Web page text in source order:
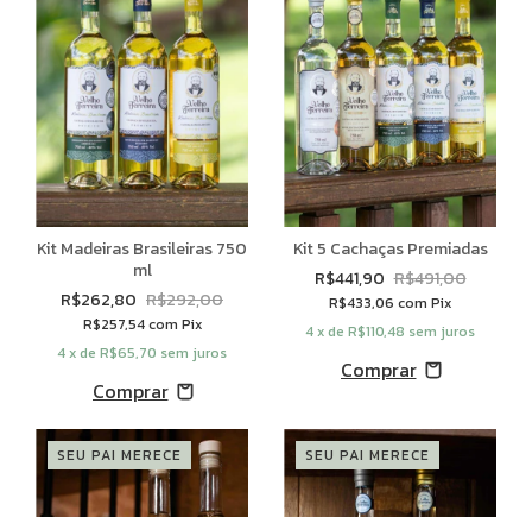
Kit Madeiras Brasileiras 750
ml
R$262,80 R$292,00
R$257,54com Pix
4x de R$65,70 sem juros
Kit 5 Cachaças Premiadas
R$441,90 R$491,00
R$433,06 com Pix
4x de R$110,48 sem juros
SEU PAI MERECE SEU PAI MERECE